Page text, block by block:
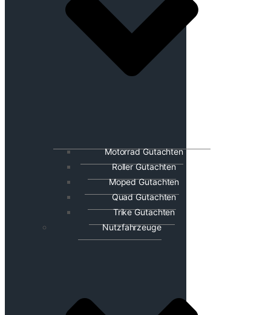
Motorrad Gutachten
Roller Gutachten
Moped Gutachten
Quad Gutachten
Trike Gutachten
Nutzfahrzeuge